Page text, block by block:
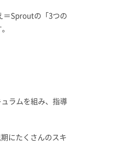
＝Sproutの「3つの
ラムを組み、指導
にたくさんのスキ